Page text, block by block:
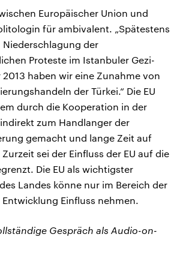
Europäischer Union und
für ambivalent. „Spätestens
der
Proteste im Istanbuler Gezi-
2013 haben wir eine Zunahme von
der Türkei.“ Die EU
durch die Kooperation in der
zum Handlanger der
gemacht und lange Zeit auf
sei der Einfluss der EU auf die
Die EU als wichtigster
Landes könne nur im Bereich der
Einfluss nehmen.
Gespräch als Audio-on-